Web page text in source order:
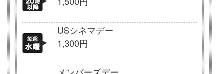
USシネマデー
1,300円
メンバーズデー